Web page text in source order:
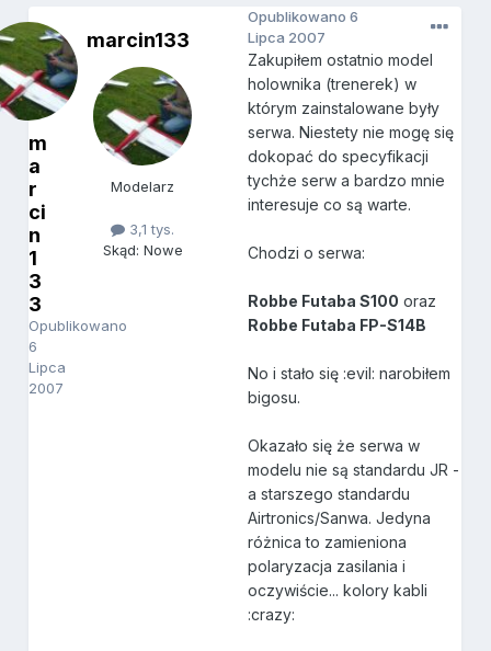
m
a
r
ci
n
1
3
3
Opublikowano
6
Lipca
2007
marcin133
Modelarz
3,1 tys.
Skąd: Nowe
Opublikowano6
Lipca 2007
Zakupiłem ostatnio model
holownika (trenerek) w
którym zainstalowane były
serwa. Niestety nie mogę się
dokopać do specyfikacji
tychże serw a bardzo mnie
interesuje co są warte.
Chodzi o serwa:
Robbe Futaba S100 oraz
Robbe Futaba FP-S14B
No i stało się :evil: narobiłem
bigosu.
Okazało się że serwa w
modelu nie są standardu JR -
a starszego standardu
Airtronics/Sanwa. Jedyna
różnica to zamieniona
polaryzacja zasilania i
oczywiście... kolory kabli
:crazy: